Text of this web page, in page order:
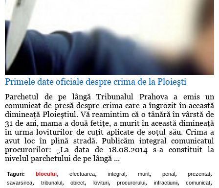
Primele date oficiale despre crima de la Ploieşti
Parchetul de pe lângă Tribunalul Prahova a emis un
comunicat de presă despre crima care a îngrozit în această
dimineaţă Ploieştiul. Vă reamintim că o tânără în vârstă de
31 de ani, mama a două fetiţe, a murit în această dimineaţă
în urma loviturilor de cuţit aplicate de soţul său. Crima a
avut loc în plină stradă. Publicăm integral comunicatul
procurorilor: „La data de 18.08.2014 s-a constituit la
nivelul parchetului de pe lângă ...
Taguri: blocului, efectuarea, integral, murit, penal, prezentat,
savarsirea, tribunalul, obiect, lovituri, procurorului, infractiunii, comunicat,